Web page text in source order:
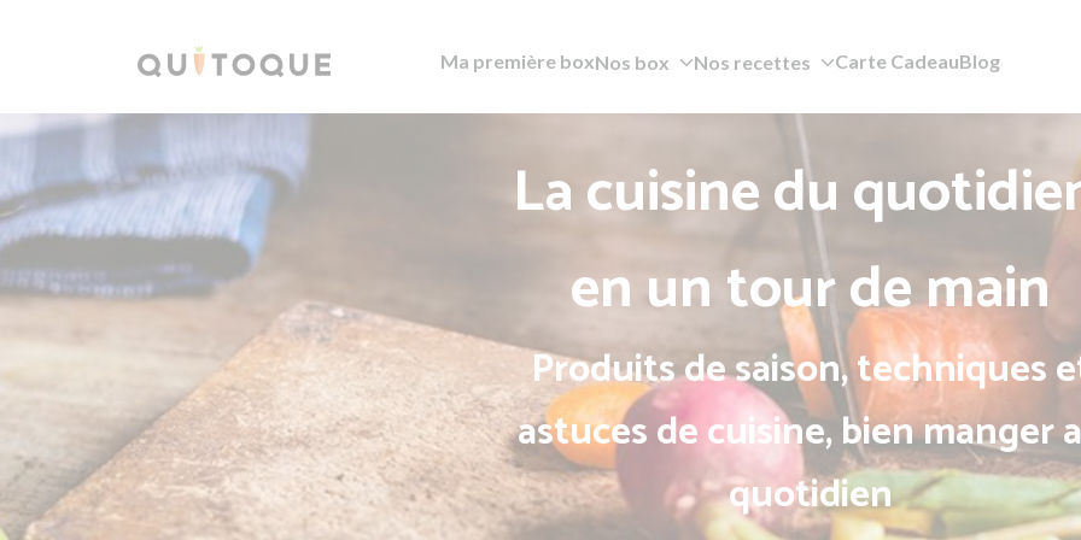
Ma première boxNos box Nos recettes Carte CadeauBlog
La cuisine du
en un tour de main
Produits de saison, techniques
astuces de cuisine, bien manger
quotidien